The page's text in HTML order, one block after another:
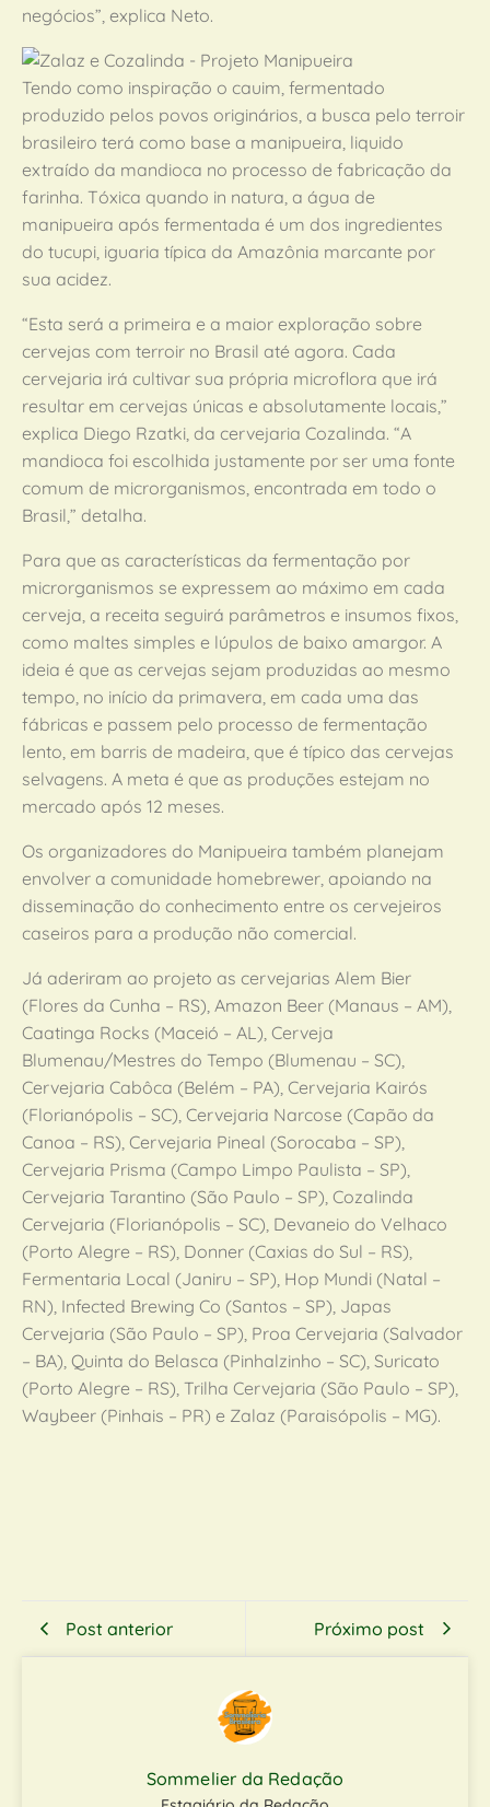
negócios”, explica Neto.
Tendo como inspiração o cauim, fermentado
produzido pelos povos originários, a busca pelo terroir
brasileiro terá como base a manipueira, liquido
extraído da mandioca no processo de fabricação da
farinha. Tóxica quando in natura, a água de
manipueira após fermentada é um dos ingredientes
do tucupi, iguaria típica da Amazônia marcante por
sua acidez.
“Esta será a primeira e a maior exploração sobre
cervejas com terroir no Brasil até agora. Cada
cervejaria irá cultivar sua própria microflora que irá
resultar em cervejas únicas e absolutamente locais,”
explica Diego Rzatki, da cervejaria Cozalinda. “A
mandioca foi escolhida justamente por ser uma fonte
comum de microrganismos, encontrada em todo o
Brasil,” detalha.
Para que as características da fermentação por
microrganismos se expressem ao máximo em cada
cerveja, a receita seguirá parâmetros e insumos fixos,
como maltes simples e lúpulos de baixo amargor. A
ideia é que as cervejas sejam produzidas ao mesmo
tempo, no início da primavera, em cada uma das
fábricas e passem pelo processo de fermentação
lento, em barris de madeira, que é típico das cervejas
selvagens. A meta é que as produções estejam no
mercado após 12 meses.
Os organizadores do Manipueira também planejam
envolver a comunidade homebrewer, apoiando na
disseminação do conhecimento entre os cervejeiros
caseiros para a produção não comercial.
Já aderiram ao projeto as cervejarias Alem Bier
(Flores da Cunha – RS), Amazon Beer (Manaus – AM),
Caatinga Rocks (Maceió – AL), Cerveja
Blumenau/Mestres do Tempo (Blumenau – SC),
Cervejaria Cabôca (Belém – PA), Cervejaria Kairós
(Florianópolis – SC), Cervejaria Narcose (Capão da
Canoa – RS), Cervejaria Pineal (Sorocaba – SP),
Cervejaria Prisma (Campo Limpo Paulista – SP),
Cervejaria Tarantino (São Paulo – SP), Cozalinda
Cervejaria (Florianópolis – SC), Devaneio do Velhaco
(Porto Alegre – RS), Donner (Caxias do Sul – RS),
Fermentaria Local (Janiru – SP), Hop Mundi (Natal –
RN), Infected Brewing Co (Santos – SP), Japas
Cervejaria (São Paulo – SP), Proa Cervejaria (Salvador
– BA), Quinta do Belasca (Pinhalzinho – SC), Suricato
(Porto Alegre – RS), Trilha Cervejaria (São Paulo – SP),
Waybeer (Pinhais – PR) e Zalaz (Paraisópolis – MG).
Post anterior Próximo post
Sommelier da Redação